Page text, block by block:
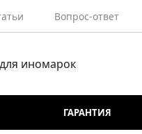
Вопрос-ответ
иномарок
ГАРАНТИЯ